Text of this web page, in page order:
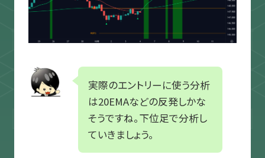
実際のエントリーに使う分析
は20EMAなどの反発しかな
そうですね。下位足で分析し
ていきましょう。